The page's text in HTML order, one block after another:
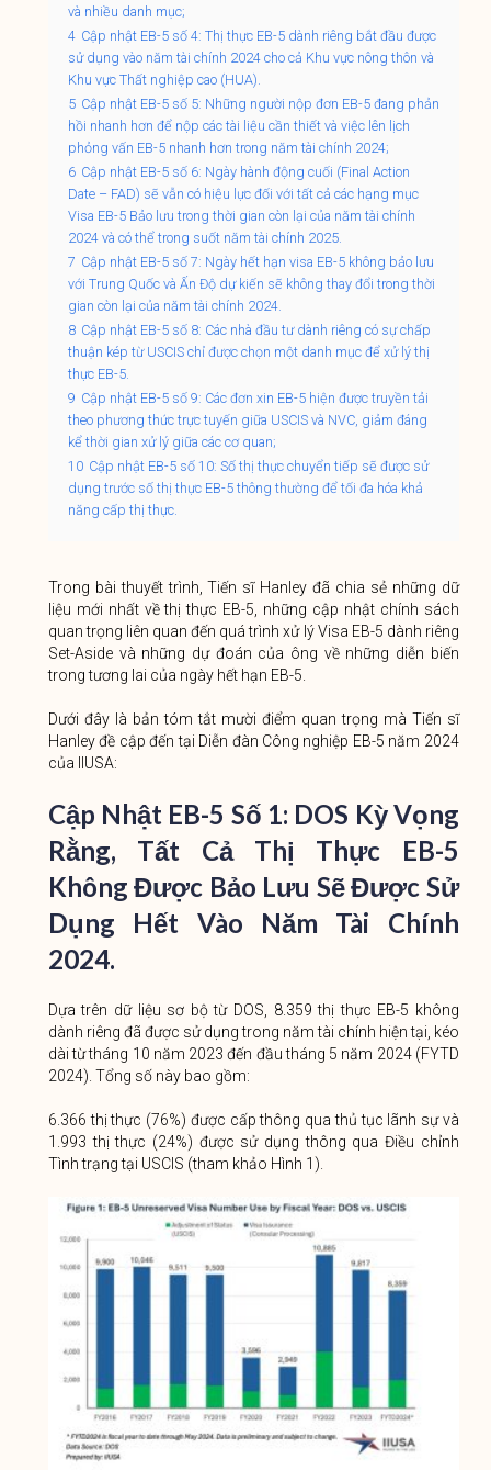
và nhiều danh mục;
4 Cập nhật EB-5 số 4: Thị thực EB-5 dành riêng bắt đầu được
sử dụng vào năm tài chính 2024 cho cả Khu vực nông thôn và
Khu vực Thất nghiệp cao (HUA).
5 Cập nhật EB-5 số 5: Những người nộp đơn EB-5 đang phản
hồi nhanh hơn để nộp các tài liệu cần thiết và việc lên lịch
phỏng vấn EB-5 nhanh hơn trong năm tài chính 2024;
6 Cập nhật EB-5 số 6: Ngày hành động cuối (Final Action
Date – FAD) sẽ vẫn có hiệu lực đối với tất cả các hạng mục
Visa EB-5 Bảo lưu trong thời gian còn lại của năm tài chính
2024 và có thể trong suốt năm tài chính 2025.
7 Cập nhật EB-5 số 7: Ngày hết hạn visa EB-5 không bảo lưu
với Trung Quốc và Ấn Độ dự kiến ​​sẽ không thay đổi trong thời
gian còn lại của năm tài chính 2024.
8 Cập nhật EB-5 số 8: Các nhà đầu tư dành riêng có sự chấp
thuận kép từ USCIS chỉ được chọn một danh mục để xử lý thị
thực EB-5.
9 Cập nhật EB-5 số 9: Các đơn xin EB-5 hiện được truyền tải
theo phương thức trực tuyến giữa USCIS và NVC, giảm đáng
kể thời gian xử lý giữa các cơ quan;
10 Cập nhật EB-5 số 10: Số thị thực chuyển tiếp sẽ được sử
dụng trước số thị thực EB-5 thông thường để tối đa hóa khả
năng cấp thị thực.
Trong bài thuyết trình, Tiến sĩ Hanley đã chia sẻ những dữ
liệu mới nhất về thị thực EB-5, những cập nhật chính sách
quan trọng liên quan đến quá trình xử lý Visa EB-5 dành riêng
Set-Aside và những dự đoán của ông về những diễn biến
trong tương lai của ngày hết hạn EB-5.
Dưới đây là bản tóm tắt mười điểm quan trọng mà Tiến sĩ
Hanley đề cập đến tại Diễn đàn Công nghiệp EB-5 năm 2024
của IIUSA:
Cập Nhật EB-5 Số 1: DOS Kỳ Vọng
Rằng, Tất Cả Thị Thực EB-5
Không Được Bảo Lưu Sẽ Được Sử
Dụng Hết Vào Năm Tài Chính
2024.
Dựa trên dữ liệu sơ bộ từ DOS, 8.359 thị thực EB-5 không
dành riêng đã được sử dụng trong năm tài chính hiện tại, kéo
dài từ tháng 10 năm 2023 đến đầu tháng 5 năm 2024 (FYTD
2024). Tổng số này bao gồm:
6.366 thị thực (76%) được cấp thông qua thủ tục lãnh sự và
1.993 thị thực (24%) được sử dụng thông qua Điều chỉnh
Tình trạng tại USCIS (tham khảo Hình 1).